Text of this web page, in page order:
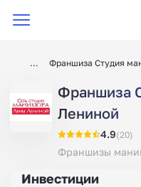
Франшиза Студия
Франшиза
Лениной
4.9(20)
Франшизы
Инвестиции